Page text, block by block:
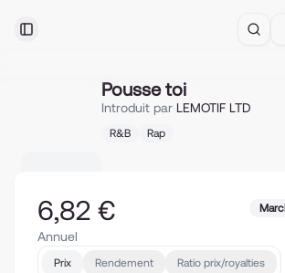
Toggle Sidebar
Pousse toi
Introduit par LEMOTIF LTD
R&B Rap
6,82 €
Annuel
Prix Rendement Ratio prix/royalties